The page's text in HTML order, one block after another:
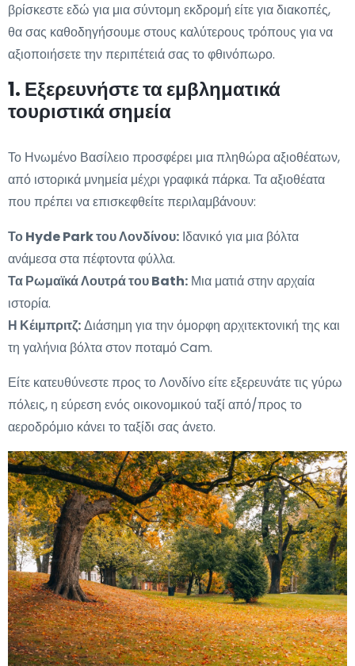
βρίσκεστε εδώ για μια σύντομη εκδρομή είτε για διακοπές,
θα σας καθοδηγήσουμε στους καλύτερους τρόπους για να
αξιοποιήσετε την περιπέτειά σας το φθινόπωρο.
1. Εξερευνήστε τα εμβληματικά
τουριστικά σημεία
Το Ηνωμένο Βασίλειο προσφέρει μια πληθώρα αξιοθέατων,
από ιστορικά μνημεία μέχρι γραφικά πάρκα. Τα αξιοθέατα
που πρέπει να επισκεφθείτε περιλαμβάνουν:
Το Hyde Park του Λονδίνου: Ιδανικό για μια βόλτα
ανάμεσα στα πέφτοντα φύλλα.
Τα Ρωμαϊκά Λουτρά του Bath: Μια ματιά στην αρχαία
ιστορία.
Η Κέιμπριτζ:Διάσημη για την όμορφη αρχιτεκτονική της και
τη γαλήνια βόλτα στον ποταμό Cam.
Είτε κατευθύνεστε προς το Λονδίνο είτε εξερευνάτε τις γύρω
πόλεις, η εύρεση ενός οικονομικού ταξί από/προς το
αεροδρόμιο κάνει το ταξίδι σας άνετο.